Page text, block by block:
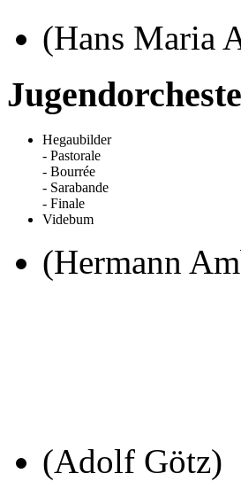
(Hans Maria
Hegaubilder
- Pastorale
- Bourrée
- Sarabande
- Finale
Videbum
(Hermann
(Adolf Götz)